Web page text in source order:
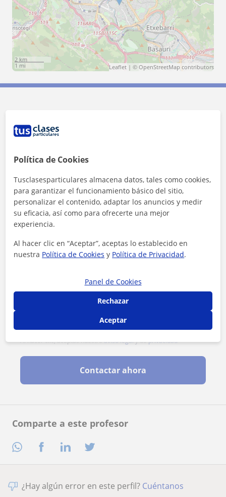
Comparte a este profesor
2 km
1 mi
Leaflet | © OpenStreetMap contributors
1ª clase gratis
Al hacer clic, aceptas nuestroaviso legaly deprivacidad
Contactar ahora
¿Hay algún error en este perfil? Cuéntanos
Política de Cookies
Tusclasesparticulares almacena datos, tales como cookies,
para garantizar el funcionamiento básico del sitio,
personalizar el contenido, adaptar los anuncios y medir
su eficacia, así como para ofrecerte una mejor
experiencia.
Al hacer clic en “Aceptar”, aceptas lo establecido en
nuestra Política de Cookies y Política de Privacidad.
Panel de Cookies
Rechazar
Aceptar